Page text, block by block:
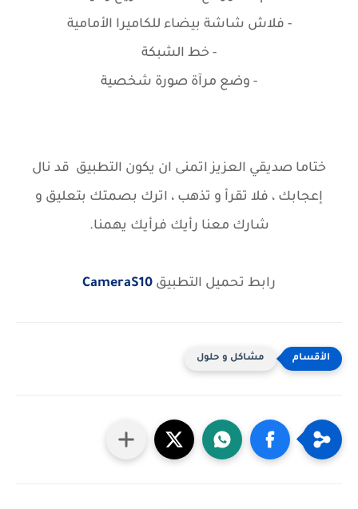
- فلاش شاشة بيضاء للكاميرا الأمامية
- خط الشبكة
- وضع مرآة صورة شخصية
ختاما صديقي العزيز اتمنى ان يكون التطبيق قد نال
إعجابك ، فلا تقرأ و تذهب ، اترك بصمتك بتعليق و
شارك معنا رأيك فرأيك يهمنا.
رابط تحميل التطبيق CameraS10
مشاكل و حلول